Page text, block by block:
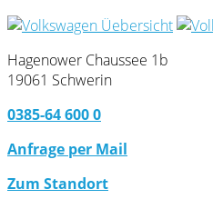
Hagenower Chaussee 1b
19061 Schwerin
0385-64 600 0
Anfrage per Mail
Zum Standort